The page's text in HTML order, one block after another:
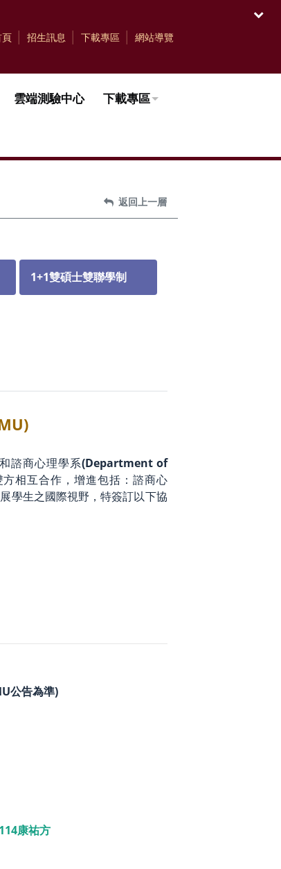
招生訊息 下載專區 網站導覽
雲端測驗中心 下載專區
返回上一層
1+1雙碩士雙聯學制
諮商心理學系(Department of
相互合作，增進包括：諮商心
學生之國際視野，特簽訂以下協
公告為準)
114康祐方